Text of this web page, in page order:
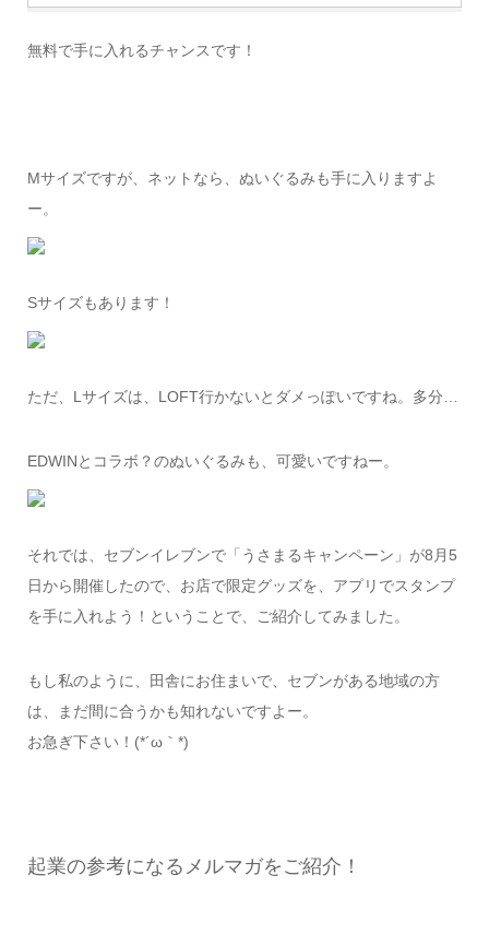
無料で手に入れるチャンスです！
Mサイズですが、ネットなら、ぬいぐるみも手に入りますよ
ー。
Sサイズもあります！
ただ、Lサイズは、LOFT行かないとダメっぽいですね。多分…
EDWINとコラボ？のぬいぐるみも、可愛いですねー。
それでは、セブンイレブンで「うさまるキャンペーン」が8月5
日から開催したので、お店で限定グッズを、アプリでスタンプ
を手に入れよう！ということで、ご紹介してみました。
もし私のように、田舎にお住まいで、セブンがある地域の方
は、まだ間に合うかも知れないですよー。
お急ぎ下さい！(*´ω｀*)
起業の参考になるメルマガをご紹介！